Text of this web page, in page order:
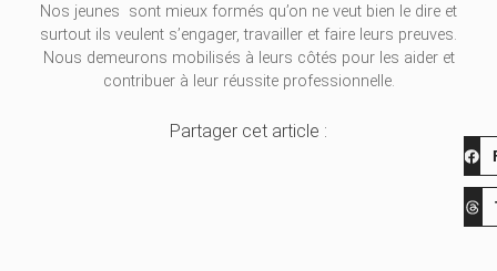
Nos jeunes sont mieux formés qu’on ne veut bien le dire et
surtout ils veulent s’engager, travailler et faire leurs preuves.
Nous demeurons mobilisés à leurs côtés pour les aider et
contribuer à leur réussite professionnelle.
Partager cet article :